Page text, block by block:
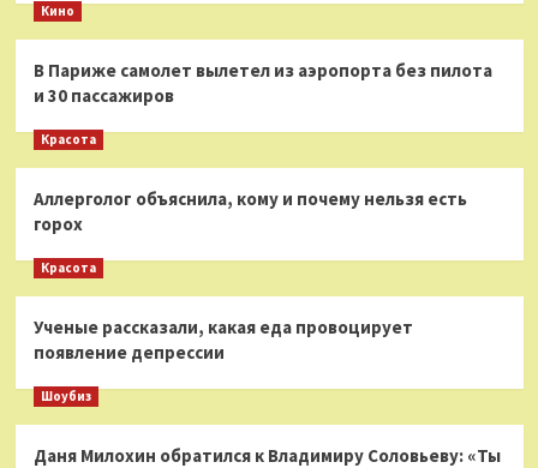
Кино
В Париже самолет вылетел из аэропорта без пилота
и 30 пассажиров
Красота
Аллерголог объяснила, кому и почему нельзя есть
горох
Красота
Ученые рассказали, какая еда провоцирует
появление депрессии
Шоубиз
Даня Милохин обратился к Владимиру Соловьеву: «Ты